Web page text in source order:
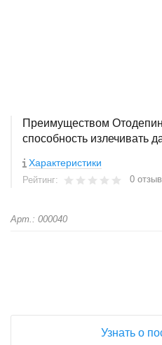
Преимуществом
способность излечивать
Характеристики
Рейтинг: 0
Арт.: 000040
Узнать о